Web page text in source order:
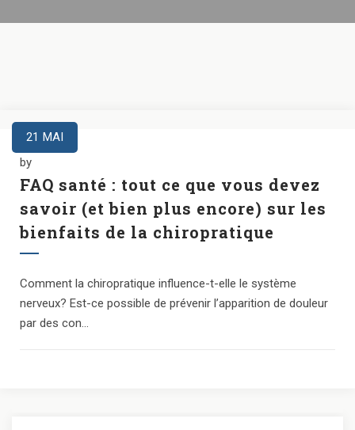
21 MAI
by
FAQ santé : tout ce que vous devez
savoir (et bien plus encore) sur les
bienfaits de la chiropratique
Comment la chiropratique influence-t-elle le système
nerveux? Est-ce possible de prévenir l’apparition de douleur
par des con...